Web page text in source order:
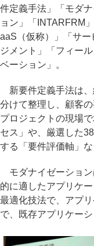
件定義手法」「モダ
ョン」「INTARFRM
aaS（仮称）」「サー
ジメント」「フィー
ベーション」。
新要件定義手法は、
分けて整理し、顧客
プロジェクトの現場
セス」や、厳選した
する「要件評価軸」な
モダナイゼーション
的に適したアプリケ
最適化技法で、アプ
で、既存アプリケー